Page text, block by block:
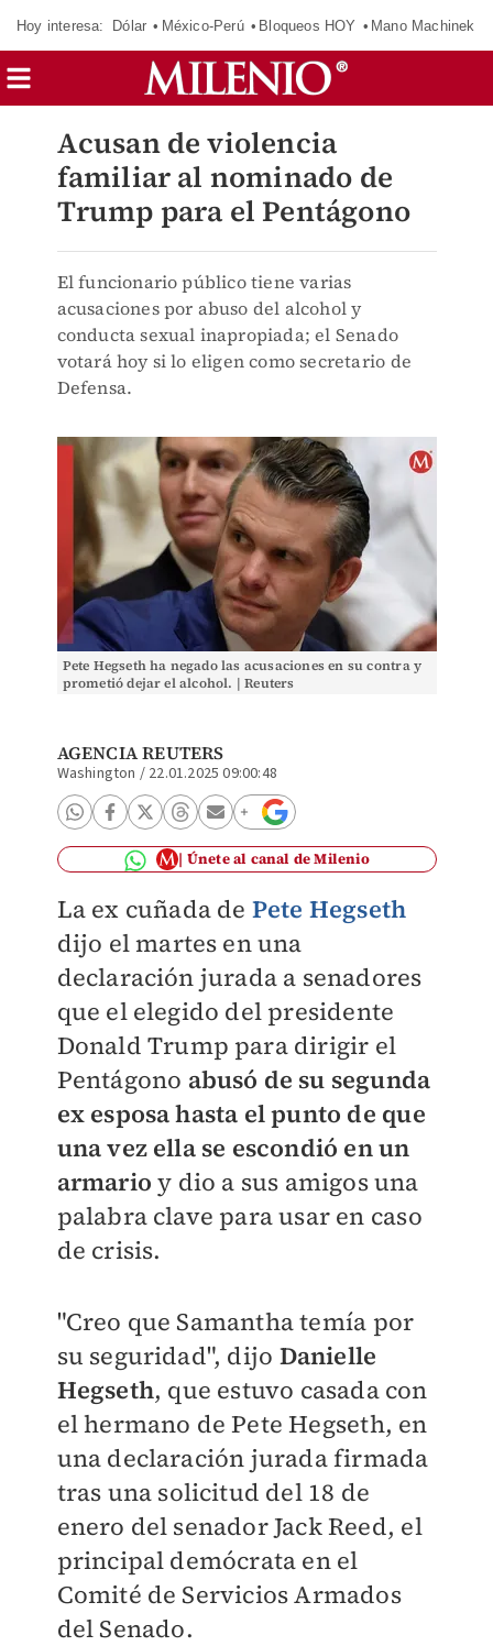
Hoy interesa: Dólar México-Perú Bloqueos HOY Mano Machinek
Acusan de violencia
familiar al nominado de
Trump para el Pentágono
El funcionario público tiene varias
acusaciones por abuso del alcohol y
conducta sexual inapropiada; el Senado
votará hoy si lo eligen como secretario de
Defensa.
Pete Hegseth ha negado las acusaciones en su contra y
prometió dejar el alcohol. | Reuters
AGENCIA REUTERS
Washington / 22.01.2025 09:00:48
Únete al canal de Milenio
La ex cuñada de Pete Hegseth
dijo el martes en una
declaración jurada a senadores
que el elegido del presidente
Donald Trump para dirigir el
Pentágono abusó de su segunda
ex esposa hasta el punto de que
una vez ella se escondió en un
armarioy dio a sus amigos una
palabra clave para usar en caso
de crisis.
"Creo que Samantha temía por
su seguridad", dijo Danielle
Hegseth, que estuvo casada con
el hermano de Pete Hegseth, en
una declaración jurada firmada
tras una solicitud del 18 de
enero del senador Jack Reed, el
principal demócrata en el
Comité de Servicios Armados
del Senado.